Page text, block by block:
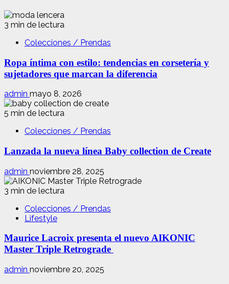
3 min de lectura
Colecciones / Prendas
Ropa íntima con estilo: tendencias en corsetería y
sujetadores que marcan la diferencia
admin mayo 8, 2026
5 min de lectura
Colecciones / Prendas
Lanzada la nueva línea Baby collection de Create
admin noviembre 28, 2025
3 min de lectura
Colecciones / Prendas
Lifestyle
Maurice Lacroix presenta el nuevo AIKONIC
Master Triple Retrograde
admin noviembre 20, 2025